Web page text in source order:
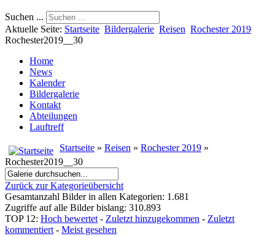
Suchen ...
Aktuelle Seite: Startseite Bildergalerie Reisen Rochester 2019
Rochester2019__30
Home
News
Kalender
Bildergalerie
Kontakt
Abteilungen
Lauftreff
Startseite » Reisen » Rochester 2019 »
Rochester2019__30
Zurück zur Kategorieübersicht
Gesamtanzahl Bilder in allen Kategorien: 1.681
Zugriffe auf alle Bilder bislang: 310.893
TOP 12: Hoch bewertet- Zuletzt hinzugekommen - Zuletzt
kommentiert- Meist gesehen